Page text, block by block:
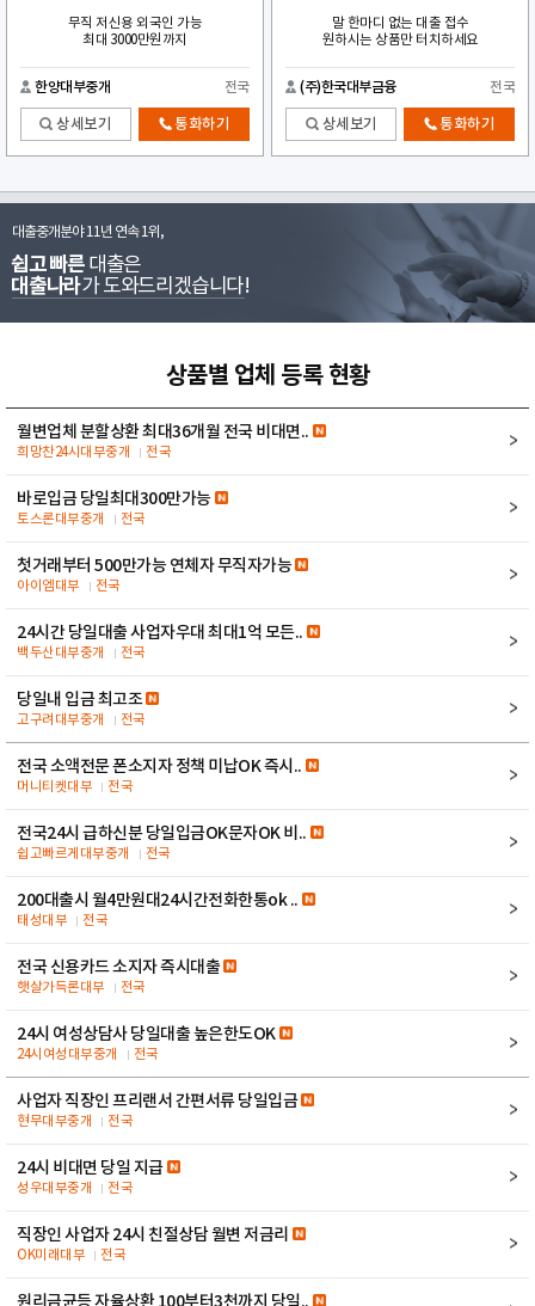
무직 저신용 외국인 가능
최대 3000만원까지
한양대부중개 전국
상세보기 통화하기
말 한마디 없는 대출 접수
원하시는 상품만 터치하세요
(주)한국대부금융 전국
상세보기 통화하기
대출중개분야 11년 연속 1위,
쉽고 빠른 대출은
대출나라가 도와드리겠습니다!
상품별 업체 등록 현황
월변업체 분할상환 최대36개월 전국 비대면..
희망찬24시대부중개 전국
바로입금 당일최대300만가능
토스론대부중개 전국
첫거래부터 500만가능 연체자 무직자가능
아이엠대부 전국
24시간 당일대출 사업자우대 최대1억 모든..
백두산대부중개 전국
당일내 입금 최고조
고구려대부중개 전국
전국 소액전문 폰소지자 정책 미납OK 즉시..
머니티켓대부 전국
전국24시 급하신분 당일입금OK문자OK 비..
쉽고빠르게대부중개 전국
200대출시 월4만원대24시간전화한통ok ..
태성대부 전국
전국 신용카드 소지자 즉시대출
햇살가득론대부 전국
24시 여성상담사 당일대출 높은한도OK
24시여성대부중개 전국
사업자 직장인 프리랜서 간편서류 당일입금
현무대부중개 전국
24시 비대면 당일 지급
성우대부중개 전국
직장인 사업자 24시 친절상담 월변 저금리
OK미래대부 전국
원리금균등 자율상환 100부터3천까지 당일..